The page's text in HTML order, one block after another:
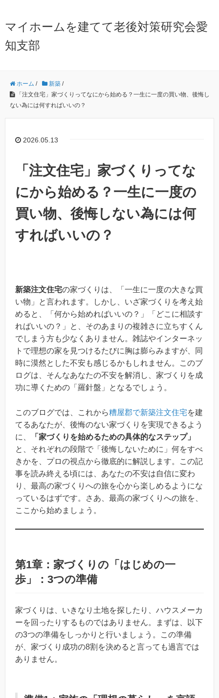
マイホームを建てて老後対策研究会愛
知支部
ホーム / 新築 /
「注文住宅」家づくりってなにから始める？一生に一度の買い物、後悔し
ない為には何すればいいの？
2026.05.13
「注文住宅」家づくりってな
にから始める？一生に一度の
買い物、後悔しない為には何
すればいいの？
新築注文住宅の家づくりは、「一生に一度の大きな買
い物」と言われます。しかし、いざ家づくりを考え始
めると、「何から始めればいいの？」「どこに相談す
ればいいの？」と、そのあまりの複雑さに立ちすくん
でしまう方も少なくありません。雑誌やインターネッ
トで理想の家を見つけるたびに胸は膨らみますが、同
時に漠然とした不安も感じるかもしれません。このブ
ログは、そんなあなたの不安を解消し、家づくりを成
功に導くための「羅針盤」となるでしょう。
このブログでは、これから糟屋郡で新築注文住宅を建
てるあなたが、後悔のない家づくりを実現できるよう
に、
「家づくりを始めるための具体的なステップ」
と、それぞれの段階で「後悔しないために」何をすべ
きかを、プロの視点から徹底的に解説します。この記
事を読み終える頃には、あなたの不安は自信に変わ
り、最高の家づくりへの旅を心から楽しめるようにな
っているはずです。さあ、最高の家づくりへの旅を、
ここから始めましょう。
第1章：家づくりの「はじめの一
歩」：3つの準備
家づくりは、いきなり土地を探したり、ハウスメーカ
ーを回ったりするものではありません。まずは、以下
の3つの準備をしっかりと行いましょう。この準備
が、家づくり成功の8割を決めると言っても過言では
ありません。